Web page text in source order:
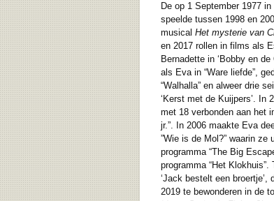
De op 1 September 1977
speelde tussen 1998 en
musical Het mysterie van
en 2017 rollen in films als
Bernadette in ‘Bobby en
als Eva in “Ware liefde”,
“Walhalla” en alweer drie
‘Kerst met de Kuijpers’. In
met 18 verbonden aan het
jr.”. In 2006 maakte Eva
”Wie is de Mol?” waarin
programma “The Big
programma “Het Klokhuis”.
‘Jack bestelt een broertje’,
2019 te bewonderen in de